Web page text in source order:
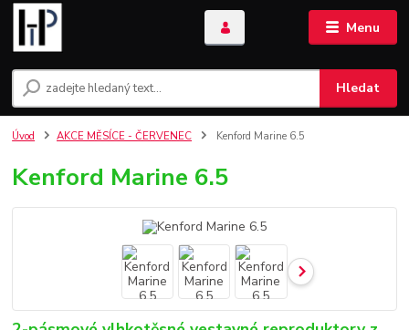
Menu
Hledat
Úvod AKCE MĚSÍCE - ČERVENEC Kenford Marine 6.5
Kenford Marine 6.5